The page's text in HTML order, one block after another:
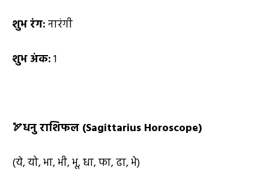
शुभ रंग:नारंगी
शुभ अंक:1
🏹धनु राशिफल (Sagittarius Horoscope)
(ये, यो, भा, भी, भू, धा, फा, ढा, भे)